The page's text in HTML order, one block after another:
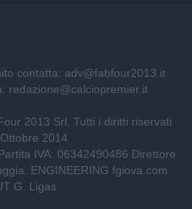
contatta: adv@fabfour2013.it
redazione@calciopremier.it
2013 Srl. Tutti i diritti riservati
2014
IVA: 06342490486 Direttore
ENGINEERING fgiova.com
G. Ligas